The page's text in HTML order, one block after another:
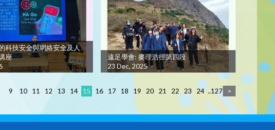
科技安全與網絡安全及人
座
遠足學會: 麥理浩徑第四段
23 Dec, 2025
9 10 11 12 13 14 15 16 17 18 19 20 21 22 23 24 ..127 >